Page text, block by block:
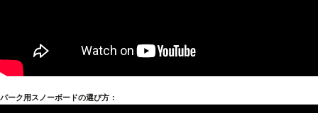
パーク用スノーボードの選び方：